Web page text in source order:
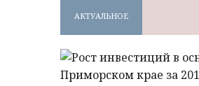
АКТУАЛЬНОЕ